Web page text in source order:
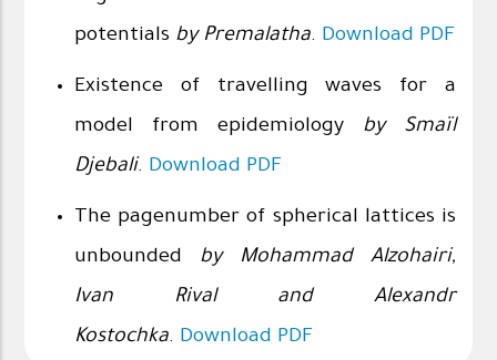
potentials by Premalatha. Download PDF
Existence of travelling waves for a
model from epidemiology by Smaïl
Djebali. Download PDF
The pagenumber of spherical lattices is
unbounded by Mohammad Alzohairi,
Ivan Rival and Alexandr
Kostochka. Download PDF